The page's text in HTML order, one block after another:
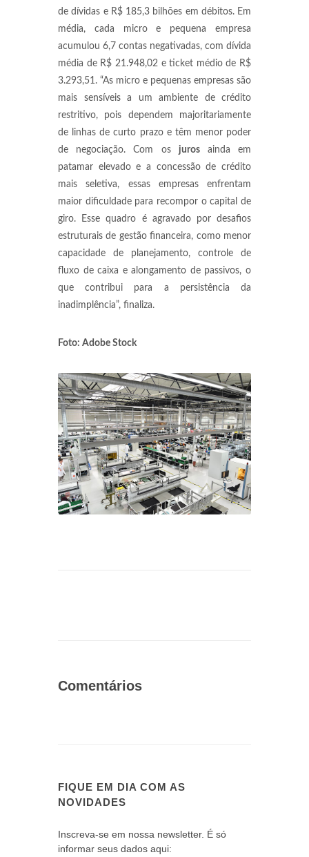
de dívidas e R$ 185,3 bilhões em débitos. Em
média, cada micro e pequena empresa
acumulou 6,7 contas negativadas, com dívida
média de R$ 21.948,02 e ticket médio de R$
3.293,51. “As micro e pequenas empresas são
mais sensíveis a um ambiente de crédito
restritivo, pois dependem majoritariamente
de linhas de curto prazo e têm menor poder
de negociação. Com os jurosainda em
patamar elevado e a concessão de crédito
mais seletiva, essas empresas enfrentam
maior dificuldade para recompor o capital de
giro. Esse quadro é agravado por desafios
estruturais de gestão financeira, como menor
capacidade de planejamento, controle de
fluxo de caixa e alongamento de passivos, o
que contribui para a persistência da
inadimplência”, finaliza.
Foto: Adobe Stock
Comentários
FIQUE EM DIA COM AS
NOVIDADES
Inscreva-se em nossa newsletter. É só
informar seus dados aqui: